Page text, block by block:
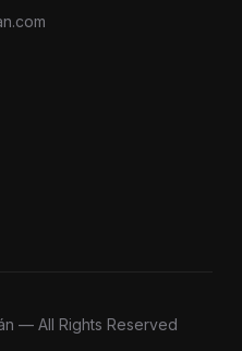
— All Rights Reserved